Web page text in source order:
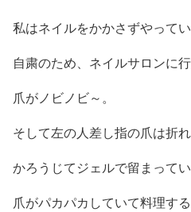
私はネイルをかかさずやって
自粛のため、ネイルサロンに行
爪がノビノビ～。
そして左の人差し指の爪は折れ
かろうじてジェルで留まってい
爪がパカパカしていて料理す